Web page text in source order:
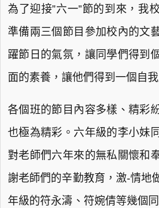
為了迎接”六一”節的到來，我
準備兩三個節目參加校內的文
躍節日的氣氛，讓同學們得到
面的素養，讓他們得到一個自
各個班的節目內容多樣、精彩
也極為精彩。六年級的李小妹
對老師們六年來的無私關懷和
謝老師們的辛勤教育，激-情地
年級的符永濤、符婉倩等幾個